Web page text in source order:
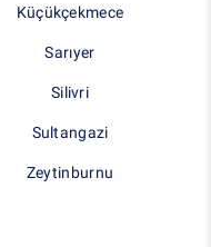
Küçükçekmece
Sarıyer
Silivri
Sultangazi
Zeytinburnu